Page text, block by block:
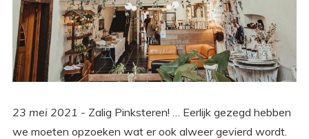
23 mei 2021 - Zalig Pinksteren! … Eerlijk gezegd hebben
we moeten opzoeken wat er ook alweer gevierd wordt.